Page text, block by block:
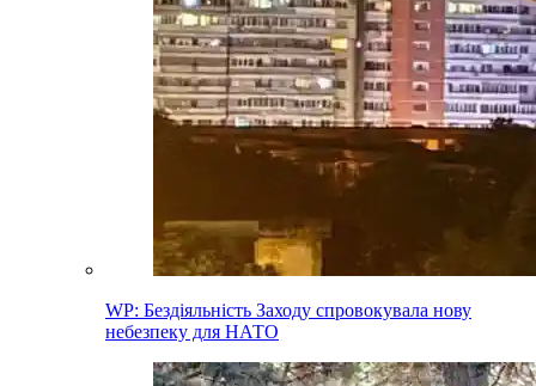
WP: Бездіяльність Заходу спровокувала нову
небезпеку для НАТО